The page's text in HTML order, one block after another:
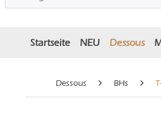
Startseite NEU Dessous
Dessous BHs